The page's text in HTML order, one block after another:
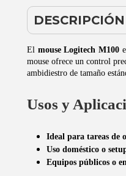
DESCRIPCIÓN
El mouse Logitech M100
mouse ofrece un control
ambidiestro de tamaño
Usos y
Ideal para tareas de
Uso doméstico o
Equipos públicos o